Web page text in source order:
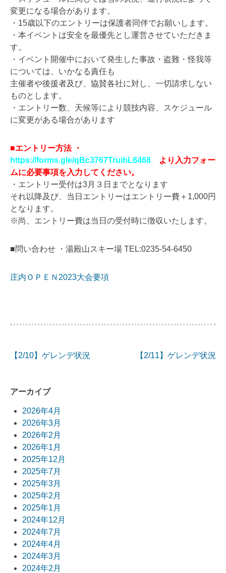
変更になる場合があります。
・15歳以下のエントリーは保護者同伴でお願いします。
・本イベントは安全を最優先とし運営させていただきま
す。
・イベント開催中において発生した事故・盗難・怪我等
については、いかなる責任も
主催者や後援者及び、協賛各社に対し、一切請求しない
ものとします。
・エントリー数、天候等により競技内容、スケジュール
に変更がある場合があります
■エントリー方法 ・
https://forms.gle/qBc3767TruihL6468 より入力フォー
ムに必要事項を入力してください。
・エントリー受付は3月３日までとなります
それ以降及び、当日エントリーはエントリー費＋1,000円
となります。
※尚、エントリー費は当日の受付時に徴収いたします。
■問い合わせ ・湯殿山スキー場 TEL:0235-54-6450
庄内ＯＰＥＮ2023大会要項
稿
ビ
ゲ
ー
シ
ョ
ン
【2/10】ゲレンデ状況 【2/11】ゲレンデ状況
アーカイブ
2026年4月
2026年3月
2026年2月
2026年1月
2025年12月
2025年7月
2025年3月
2025年2月
2025年1月
2024年12月
2024年7月
2024年4月
2024年3月
2024年2月